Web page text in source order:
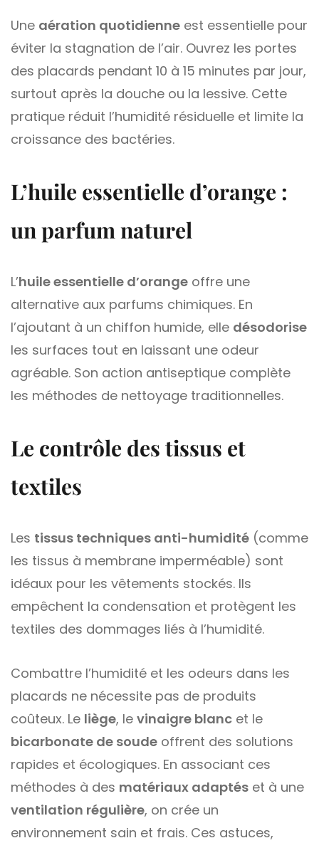
Une aération quotidienne est essentielle pour
éviter la stagnation de l’air. Ouvrez les portes
des placards pendant 10 à 15 minutes par jour,
surtout après la douche ou la lessive. Cette
pratique réduit l’humidité résiduelle et limite la
croissance des bactéries.
L’huile essentielle d’orange :
un parfum naturel
L’huile essentielle d’orange offre une
alternative aux parfums chimiques. En
l’ajoutant à un chiffon humide, elle désodorise
les surfaces tout en laissant une odeur
agréable. Son action antiseptique complète
les méthodes de nettoyage traditionnelles.
Le contrôle des tissus et
textiles
Les tissus techniques anti-humidité (comme
les tissus à membrane imperméable) sont
idéaux pour les vêtements stockés. Ils
empêchent la condensation et protègent les
textiles des dommages liés à l’humidité.
Combattre l’humidité et les odeurs dans les
placards ne nécessite pas de produits
coûteux. Le liège, le vinaigre blanc et le
bicarbonate de soude offrent des solutions
rapides et écologiques. En associant ces
méthodes à des matériaux adaptés et à une
ventilation régulière, on crée un
environnement sain et frais. Ces astuces,